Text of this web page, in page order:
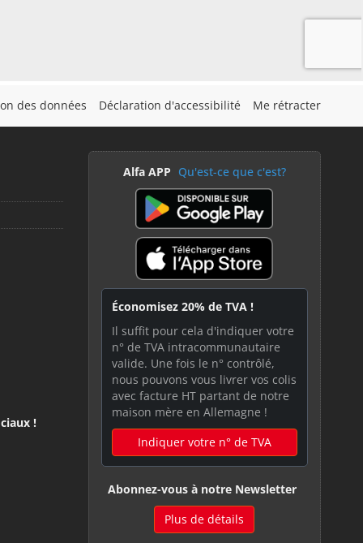
des données Déclaration d'accessibilité Me rétracter
!
Alfa APP Qu'est-ce que c'est?
Économisez 20% de TVA !
Il suffit pour cela d'indiquer votre
n° de TVA intracommunautaire
valide. Une fois le n° contrôlé,
nous pouvons vous livrer vos colis
avec facture HT partant de notre
maison mère en Allemagne !
Indiquer votre n° de TVA
Abonnez-vous à notre Newsletter
Plus de détails